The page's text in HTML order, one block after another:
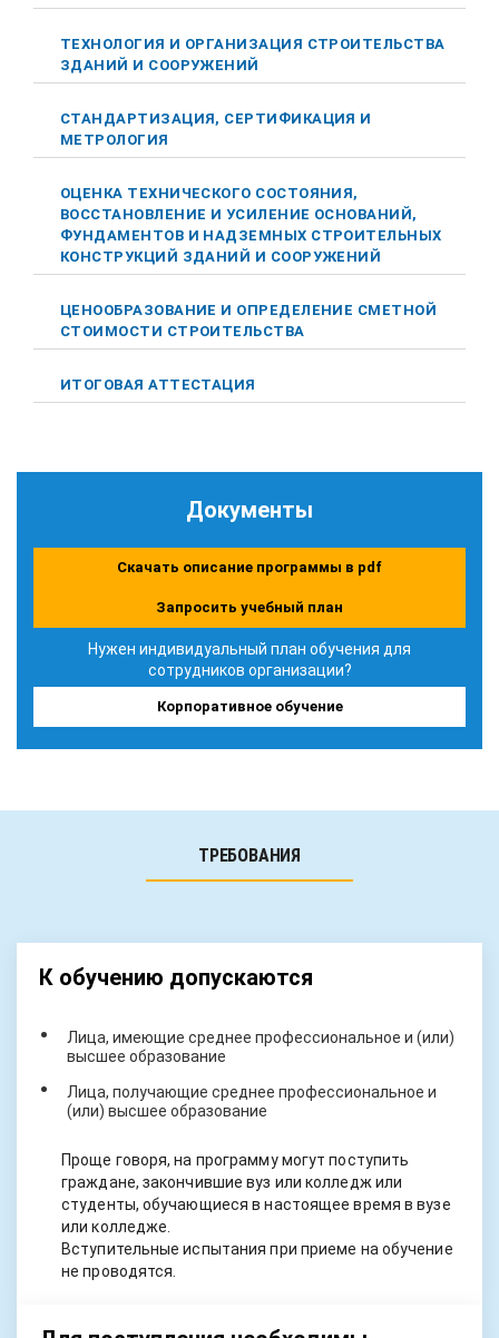
ТЕХНОЛОГИЯ И ОРГАНИЗАЦИЯ СТРОИТЕЛЬСТВА
ЗДАНИЙ И СООРУЖЕНИЙ
СТАНДАРТИЗАЦИЯ, СЕРТИФИКАЦИЯ И
МЕТРОЛОГИЯ
ОЦЕНКА ТЕХНИЧЕСКОГО СОСТОЯНИЯ,
ВОССТАНОВЛЕНИЕ И УСИЛЕНИЕ ОСНОВАНИЙ,
ФУНДАМЕНТОВ И НАДЗЕМНЫХ СТРОИТЕЛЬНЫХ
КОНСТРУКЦИЙ ЗДАНИЙ И СООРУЖЕНИЙ
ЦЕНООБРАЗОВАНИЕ И ОПРЕДЕЛЕНИЕ СМЕТНОЙ
СТОИМОСТИ СТРОИТЕЛЬСТВА
ИТОГОВАЯ АТТЕСТАЦИЯ
Документы
Скачать описание программы в pdf
Запросить учебный план
Нужен индивидуальный план обучения для
сотрудников организации?
Корпоративное обучение
ТРЕБОВАНИЯ
К обучению допускаются
Лица, имеющие среднее профессиональное и (или)
высшее образование
Лица, получающие среднее профессиональное и
(или) высшее образование
Проще говоря, на программу могут поступить
граждане, закончившие вуз или колледж или
студенты, обучающиеся в настоящее время в вузе
или колледже.
Вступительные испытания при приеме на обучение
не проводятся.